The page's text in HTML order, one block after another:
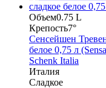
Объем0.75 L
Крепость7°
Сенсейшен
белое 0,75 л
Schenk Italia
Италия
Сладкое